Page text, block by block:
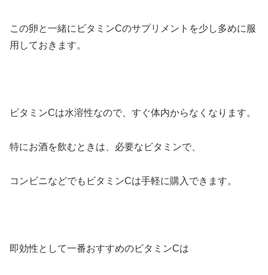
この卵と一緒にビタミンCのサプリメントを少し多めに服
用しておきます。
ビタミンCは水溶性なので、すぐ体内からなくなります。
特にお酒を飲むときは、必要なビタミンで、
コンビニなどでもビタミンCは手軽に購入できます。
即効性として一番おすすめのビタミンCは